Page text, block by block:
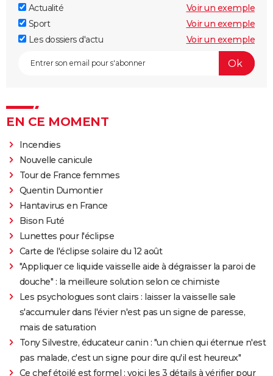
Actualité
Voir un exemple
Sport
Voir un exemple
Les dossiers d'actu
Voir un exemple
EN CE MOMENT
Incendies
Nouvelle canicule
Tour de France femmes
Quentin Dumontier
Hantavirus en France
Bison Futé
Lunettes pour l'éclipse
Carte de l'éclipse solaire du 12 août
"Appliquer ce liquide vaisselle aide à dégraisser la paroi de
douche" : la meilleure solution selon ce chimiste
Les psychologues sont clairs : laisser la vaisselle sale
s'accumuler dans l'évier n'est pas un signe de paresse,
mais de saturation
Tony Silvestre, éducateur canin : "un chien qui éternue n'est
pas malade, c'est un signe pour dire qu'il est heureux"
Ce chef étoilé est formel : voici les 3 détails à vérifier pour